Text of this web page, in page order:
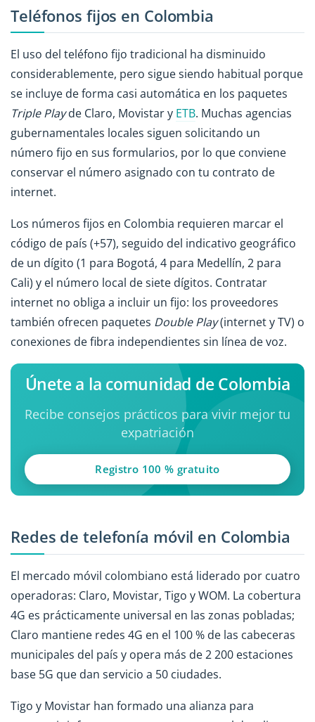
Teléfonos fijos en Colombia
El uso del teléfono fijo tradicional ha disminuido
considerablemente, pero sigue siendo habitual porque
se incluye de forma casi automática en los paquetes
Triple Playde Claro, Movistar y ETB. Muchas agencias
gubernamentales locales siguen solicitando un
número fijo en sus formularios, por lo que conviene
conservar el número asignado con tu contrato de
internet.
Los números fijos en Colombia requieren marcar el
código de país (+57), seguido del indicativo geográfico
de un dígito (1 para Bogotá, 4 para Medellín, 2 para
Cali) y el número local de siete dígitos. Contratar
internet no obliga a incluir un fijo: los proveedores
también ofrecen paquetes Double Play(internet y TV) o
conexiones de fibra independientes sin línea de voz.
Únete a la comunidad de Colombia
Recibe consejos prácticos para vivir mejor tu
expatriación
Registro 100 % gratuito
Redes de telefonía móvil en Colombia
El mercado móvil colombiano está liderado por cuatro
operadoras: Claro, Movistar, Tigo y WOM. La cobertura
4G es prácticamente universal en las zonas pobladas;
Claro mantiene redes 4G en el 100 % de las cabeceras
municipales del país y opera más de 2 200 estaciones
base 5G que dan servicio a 50 ciudades.
Tigo y Movistar han formado una alianza para